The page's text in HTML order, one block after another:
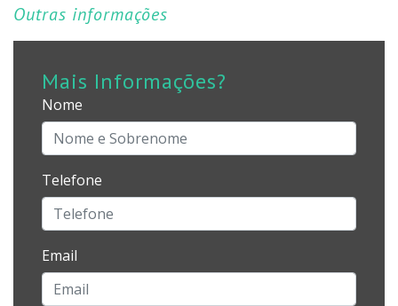
Outras informações
Mais Informações?
Nome
Telefone
Email